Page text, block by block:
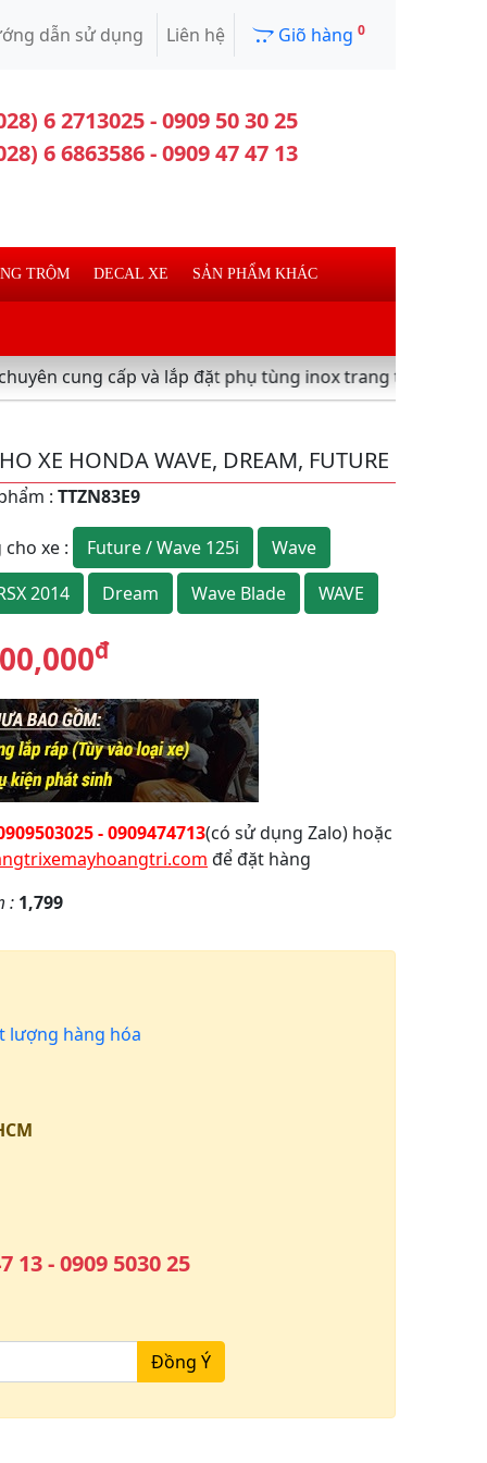
dẫn sử dụng Liên hệ Giõ hàng 0
6 2713025 - 0909 50 30 25
6 6863586 - 0909 47 47 13
TRỘM DECAL XE SẢN PHẨM KHÁC
cấp và lắp đặt phụ tùng inox trang trí làm đẹp xe máy
XE HONDA WAVE, DREAM, FUTURE
: TTZN83E9
cho xe : Future / Wave 125i
Wave
2014
Dream Wave Blade WAVE
đ
- 0909474713(có sử dụng Zalo) hoặc
để đặt hàng
: 1,799
lượng hàng hóa
13 - 0909 5030 25
Đồng Ý